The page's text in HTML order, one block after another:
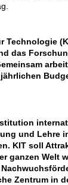
Technologie
das
und Lehre
KIT soll
ganzen Welt
Zentrum in